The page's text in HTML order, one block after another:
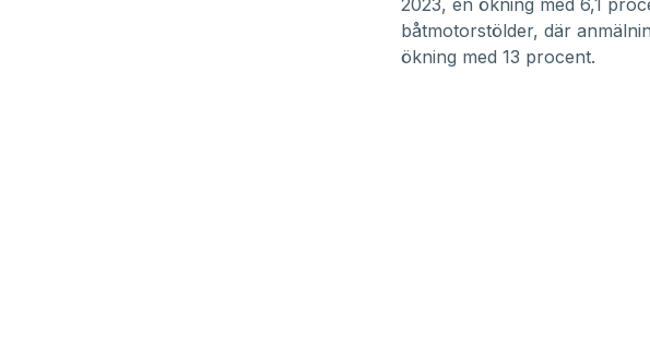
2023, en ökning med 6,1
båtmotorstölder, där
ökning med 13 procent.